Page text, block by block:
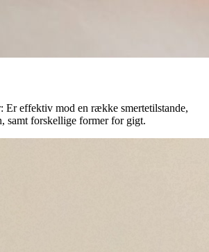
Er effektiv mod en række smertetilstande,
samt forskellige former for gigt.